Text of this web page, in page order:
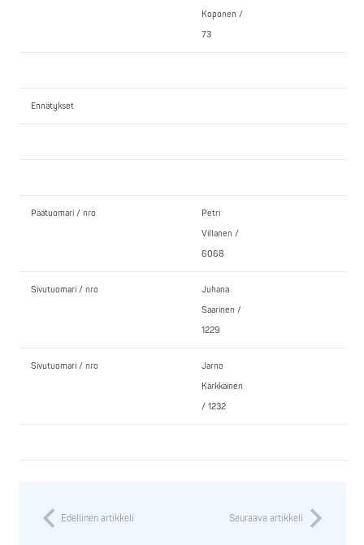
Koponen /
73
Ennätykset
Päätuomari / nro
Petri
Villanen /
6068
Sivutuomari / nro
Juhana
Saarinen /
1229
Sivutuomari / nro
Jarno
Kärkkäinen
/ 1232
Edellinen artikkeli Seuraava artikkeli